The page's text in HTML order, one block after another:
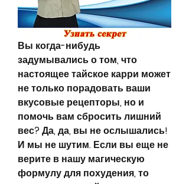
Вы когда-нибудь
задумывались о том, что
настоящее тайское карри может
не только порадовать ваши
вкусовые рецепторы, но и
помочь вам сбросить лишний
вес? Да, да, вы не ослышались!
И мы не шутим. Если вы еще не
верите в нашу магическую
формулу для похудения, то